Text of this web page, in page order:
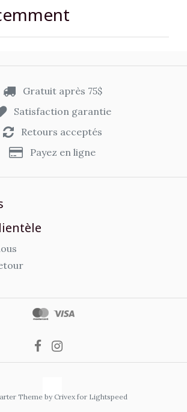
Gratuit après 75$
Satisfaction garantie
Retours acceptés
Payez en ligne
Theme by Crivex for Lightspeed